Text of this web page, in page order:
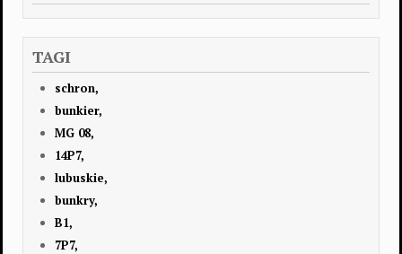
TAGI
schron,
bunkier,
MG 08,
14P7,
lubuskie,
bunkry,
B1,
7P7,